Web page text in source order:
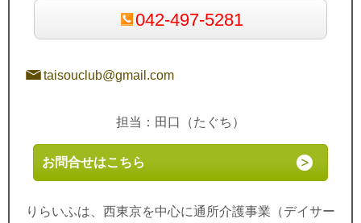
042-497-5281
taisouclub@gmail.com
担当：田口（たぐち）
お問合せはこちら
りらいふは、西東京を中心に通所介護事業（デイサー